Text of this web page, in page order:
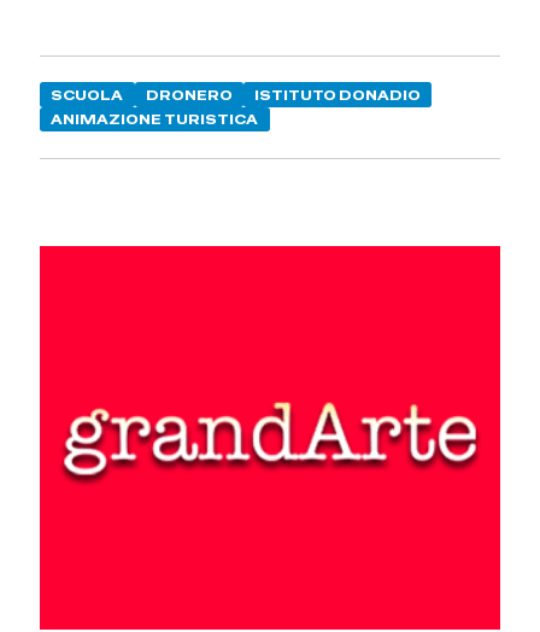
SCUOLA DRONERO
ISTITUTO DONADIO
ANIMAZIONE TURISTICA